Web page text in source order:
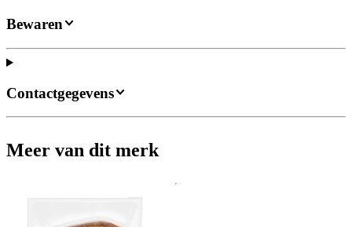
Bewaren
Contactgegevens
Meer van dit merk